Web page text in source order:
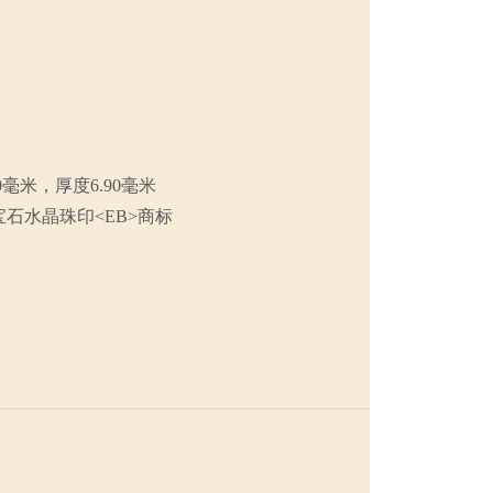
米，厚度6.90毫米
水晶珠印<EB>商标